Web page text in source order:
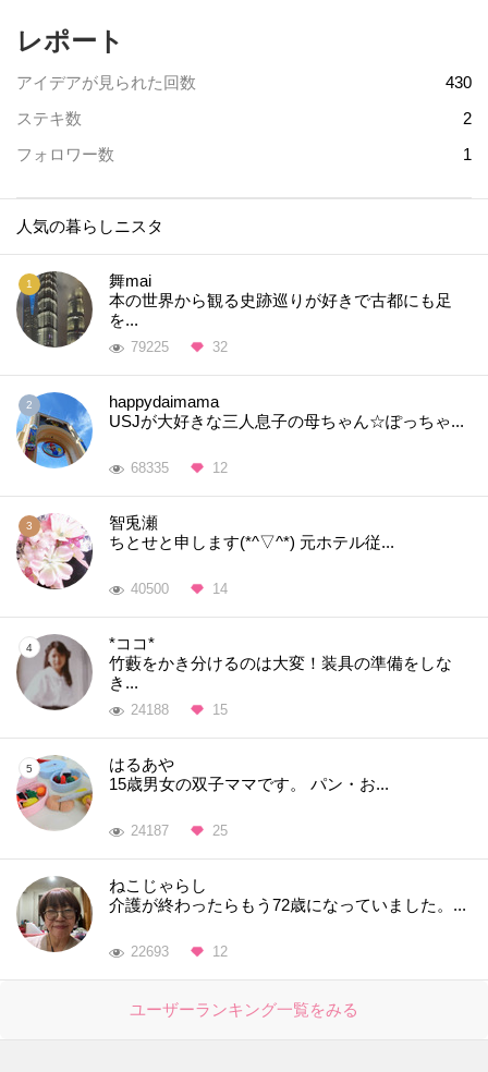
レポート
アイデアが見られた回数
430
ステキ数
2
フォロワー数
1
人気の暮らしニスタ
舞mai
本の世界から観る史跡巡りが好きで古都にも足
を...
79225 32
happydaimama
USJが大好きな三人息子の母ちゃん☆ぽっちゃ...
68335 12
智兎瀬
ちとせと申します(*^▽^*) 元ホテル従...
40500 14
*ココ*
竹藪をかき分けるのは大変！装具の準備をしな
き...
24188 15
はるあや
15歳男女の双子ママです。 パン・お...
24187 25
ねこじゃらし
介護が終わったらもう72歳になっていました。...
22693 12
ユーザーランキング一覧をみる